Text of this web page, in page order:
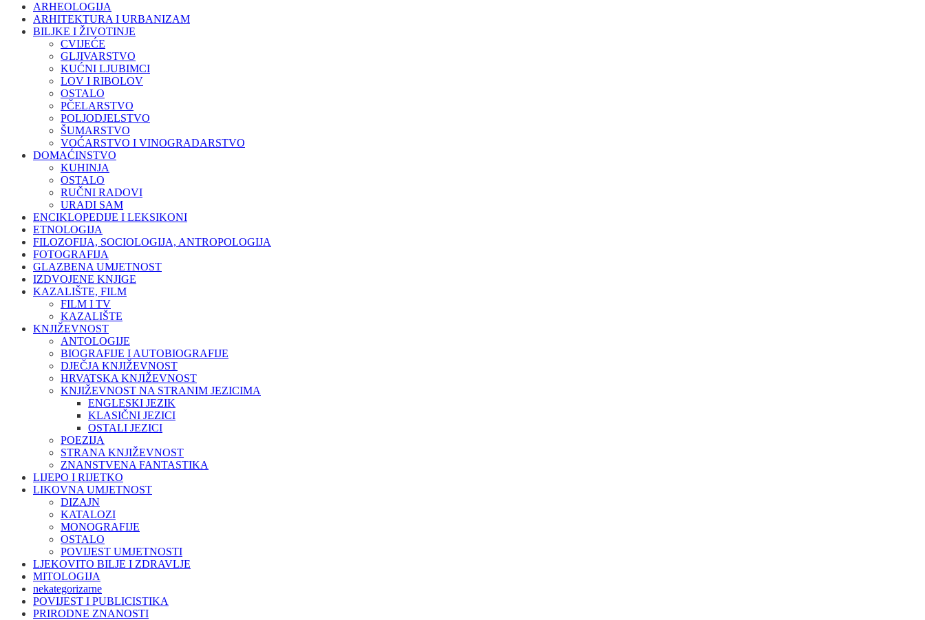
ARHEOLOGIJA
ARHITEKTURA I URBANIZAM
BILJKE I ŽIVOTINJE
CVIJEĆE
GLJIVARSTVO
KUĆNI LJUBIMCI
LOV I RIBOLOV
OSTALO
PČELARSTVO
POLJODJELSTVO
ŠUMARSTVO
VOĆARSTVO I VINOGRADARSTVO
DOMAĆINSTVO
KUHINJA
OSTALO
RUČNI RADOVI
URADI SAM
ENCIKLOPEDIJE I LEKSIKONI
ETNOLOGIJA
FILOZOFIJA, SOCIOLOGIJA, ANTROPOLOGIJA
FOTOGRAFIJA
GLAZBENA UMJETNOST
IZDVOJENE KNJIGE
KAZALIŠTE, FILM
FILM I TV
KAZALIŠTE
KNJIŽEVNOST
ANTOLOGIJE
BIOGRAFIJE I AUTOBIOGRAFIJE
DJEČJA KNJIŽEVNOST
HRVATSKA KNJIŽEVNOST
KNJIŽEVNOST NA STRANIM JEZICIMA
ENGLESKI JEZIK
KLASIČNI JEZICI
OSTALI JEZICI
POEZIJA
STRANA KNJIŽEVNOST
ZNANSTVENA FANTASTIKA
LIJEPO I RIJETKO
LIKOVNA UMJETNOST
DIZAJN
KATALOZI
MONOGRAFIJE
OSTALO
POVIJEST UMJETNOSTI
LJEKOVITO BILJE I ZDRAVLJE
MITOLOGIJA
nekategorizarne
POVIJEST I PUBLICISTIKA
PRIRODNE ZNANOSTI